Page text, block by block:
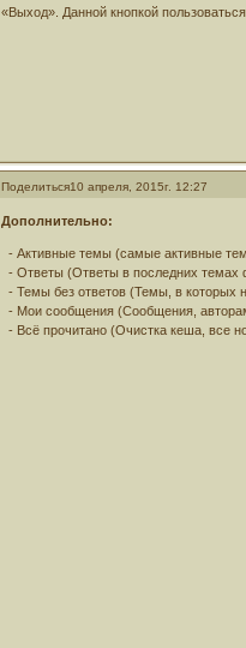
«Выход». Данной кнопкой
Поделиться10 апреля, 2015г. 12:27
Дополнительно:
- Активные темы (самые активные
- Ответы (Ответы в последних темах
- Темы без ответов (Темы, в которых
- Мои сообщения (Сообщения,
- Всё прочитано (Очистка кеша, все